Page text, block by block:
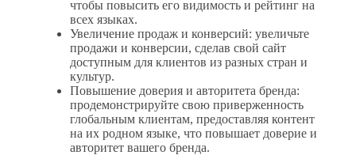
чтобы повысить его видимость и рейтинг на
всех языках.
Увеличение продаж и конверсий: увеличьте
продажи и конверсии, сделав свой сайт
доступным для клиентов из разных стран и
культур.
Повышение доверия и авторитета бренда:
продемонстрируйте свою приверженность
глобальным клиентам, предоставляя контент
на их родном языке, что повышает доверие и
авторитет вашего бренда.